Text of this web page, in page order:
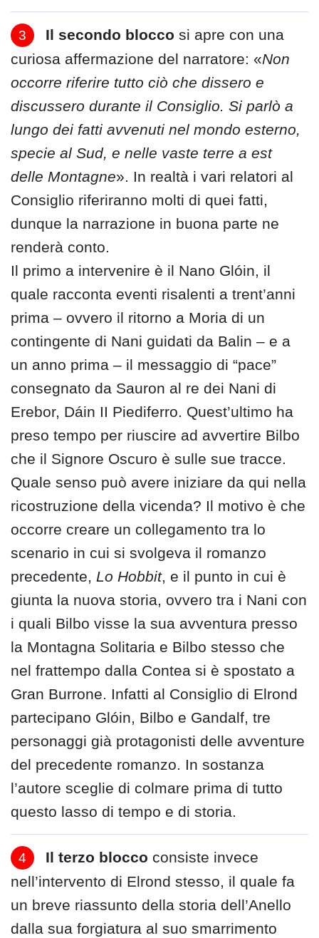
Il secondo blocco si apre con una
curiosa affermazione del narratore: «Non
occorre riferire tutto ciò che dissero e
discussero durante il Consiglio. Si parlò a
lungo dei fatti avvenuti nel mondo esterno,
specie al Sud, e nelle vaste terre a est
delle Montagne». In realtà i vari relatori al
Consiglio riferiranno molti di quei fatti,
dunque la narrazione in buona parte ne
renderà conto.
Il primo a intervenire è il Nano Glóin, il
quale racconta eventi risalenti a trent’anni
prima – ovvero il ritorno a Moria di un
contingente di Nani guidati da Balin – e a
un anno prima – il messaggio di “pace”
consegnato da Sauron al re dei Nani di
Erebor, Dáin II Piediferro. Quest’ultimo ha
preso tempo per riuscire ad avvertire Bilbo
che il Signore Oscuro è sulle sue tracce.
Quale senso può avere iniziare da qui nella
ricostruzione della vicenda? Il motivo è che
occorre creare un collegamento tra lo
scenario in cui si svolgeva il romanzo
precedente, Lo Hobbit, e il punto in cui è
giunta la nuova storia, ovvero tra i Nani con
i quali Bilbo visse la sua avventura presso
la Montagna Solitaria e Bilbo stesso che
nel frattempo dalla Contea si è spostato a
Gran Burrone. Infatti al Consiglio di Elrond
partecipano Glóin, Bilbo e Gandalf, tre
personaggi già protagonisti delle avventure
del precedente romanzo. In sostanza
l’autore sceglie di colmare prima di tutto
questo lasso di tempo e di storia.
Il terzo blocco consiste invece
nell’intervento di Elrond stesso, il quale fa
un breve riassunto della storia dell’Anello
dalla sua forgiatura al suo smarrimento